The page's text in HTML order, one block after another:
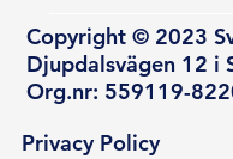
Copyright © 2023
Djupdalsvägen 12 i
Org.nr: 559119-
Privacy Policy